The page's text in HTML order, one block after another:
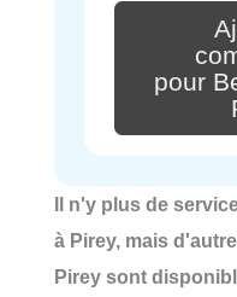
pour
Il n'y plus de
à Pirey, mais
Pirey sont